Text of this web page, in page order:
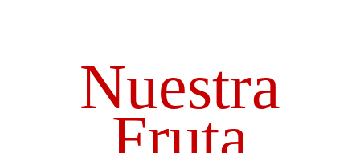
Nuestra
Fruta